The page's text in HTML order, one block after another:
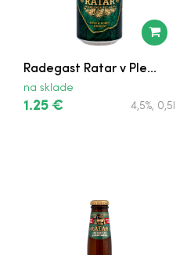
Radegast Ratar v Ple...
na sklade
1.25 € 4,5%, 0,5l